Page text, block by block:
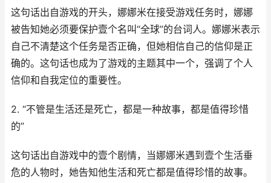
这句话出自游戏的开头，娜娜米在接受游戏任务时，娜娜
被告知她必须要保护壹个名叫“全球”的台词人。娜娜米表示
自己不清楚这个任务是否正确，但她相信自己的信仰是正
确的。这句话也成为了游戏的主题其中一个，强调了个人
信仰和自我定位的重要性。
2. “不管是生活还是死亡，都是一种故事，都是值得珍惜
的”
这句话出自游戏中的壹个剧情，当娜娜米遇到壹个生活垂
危的人物时，她告知他生活和死亡都是值得珍惜的故事。